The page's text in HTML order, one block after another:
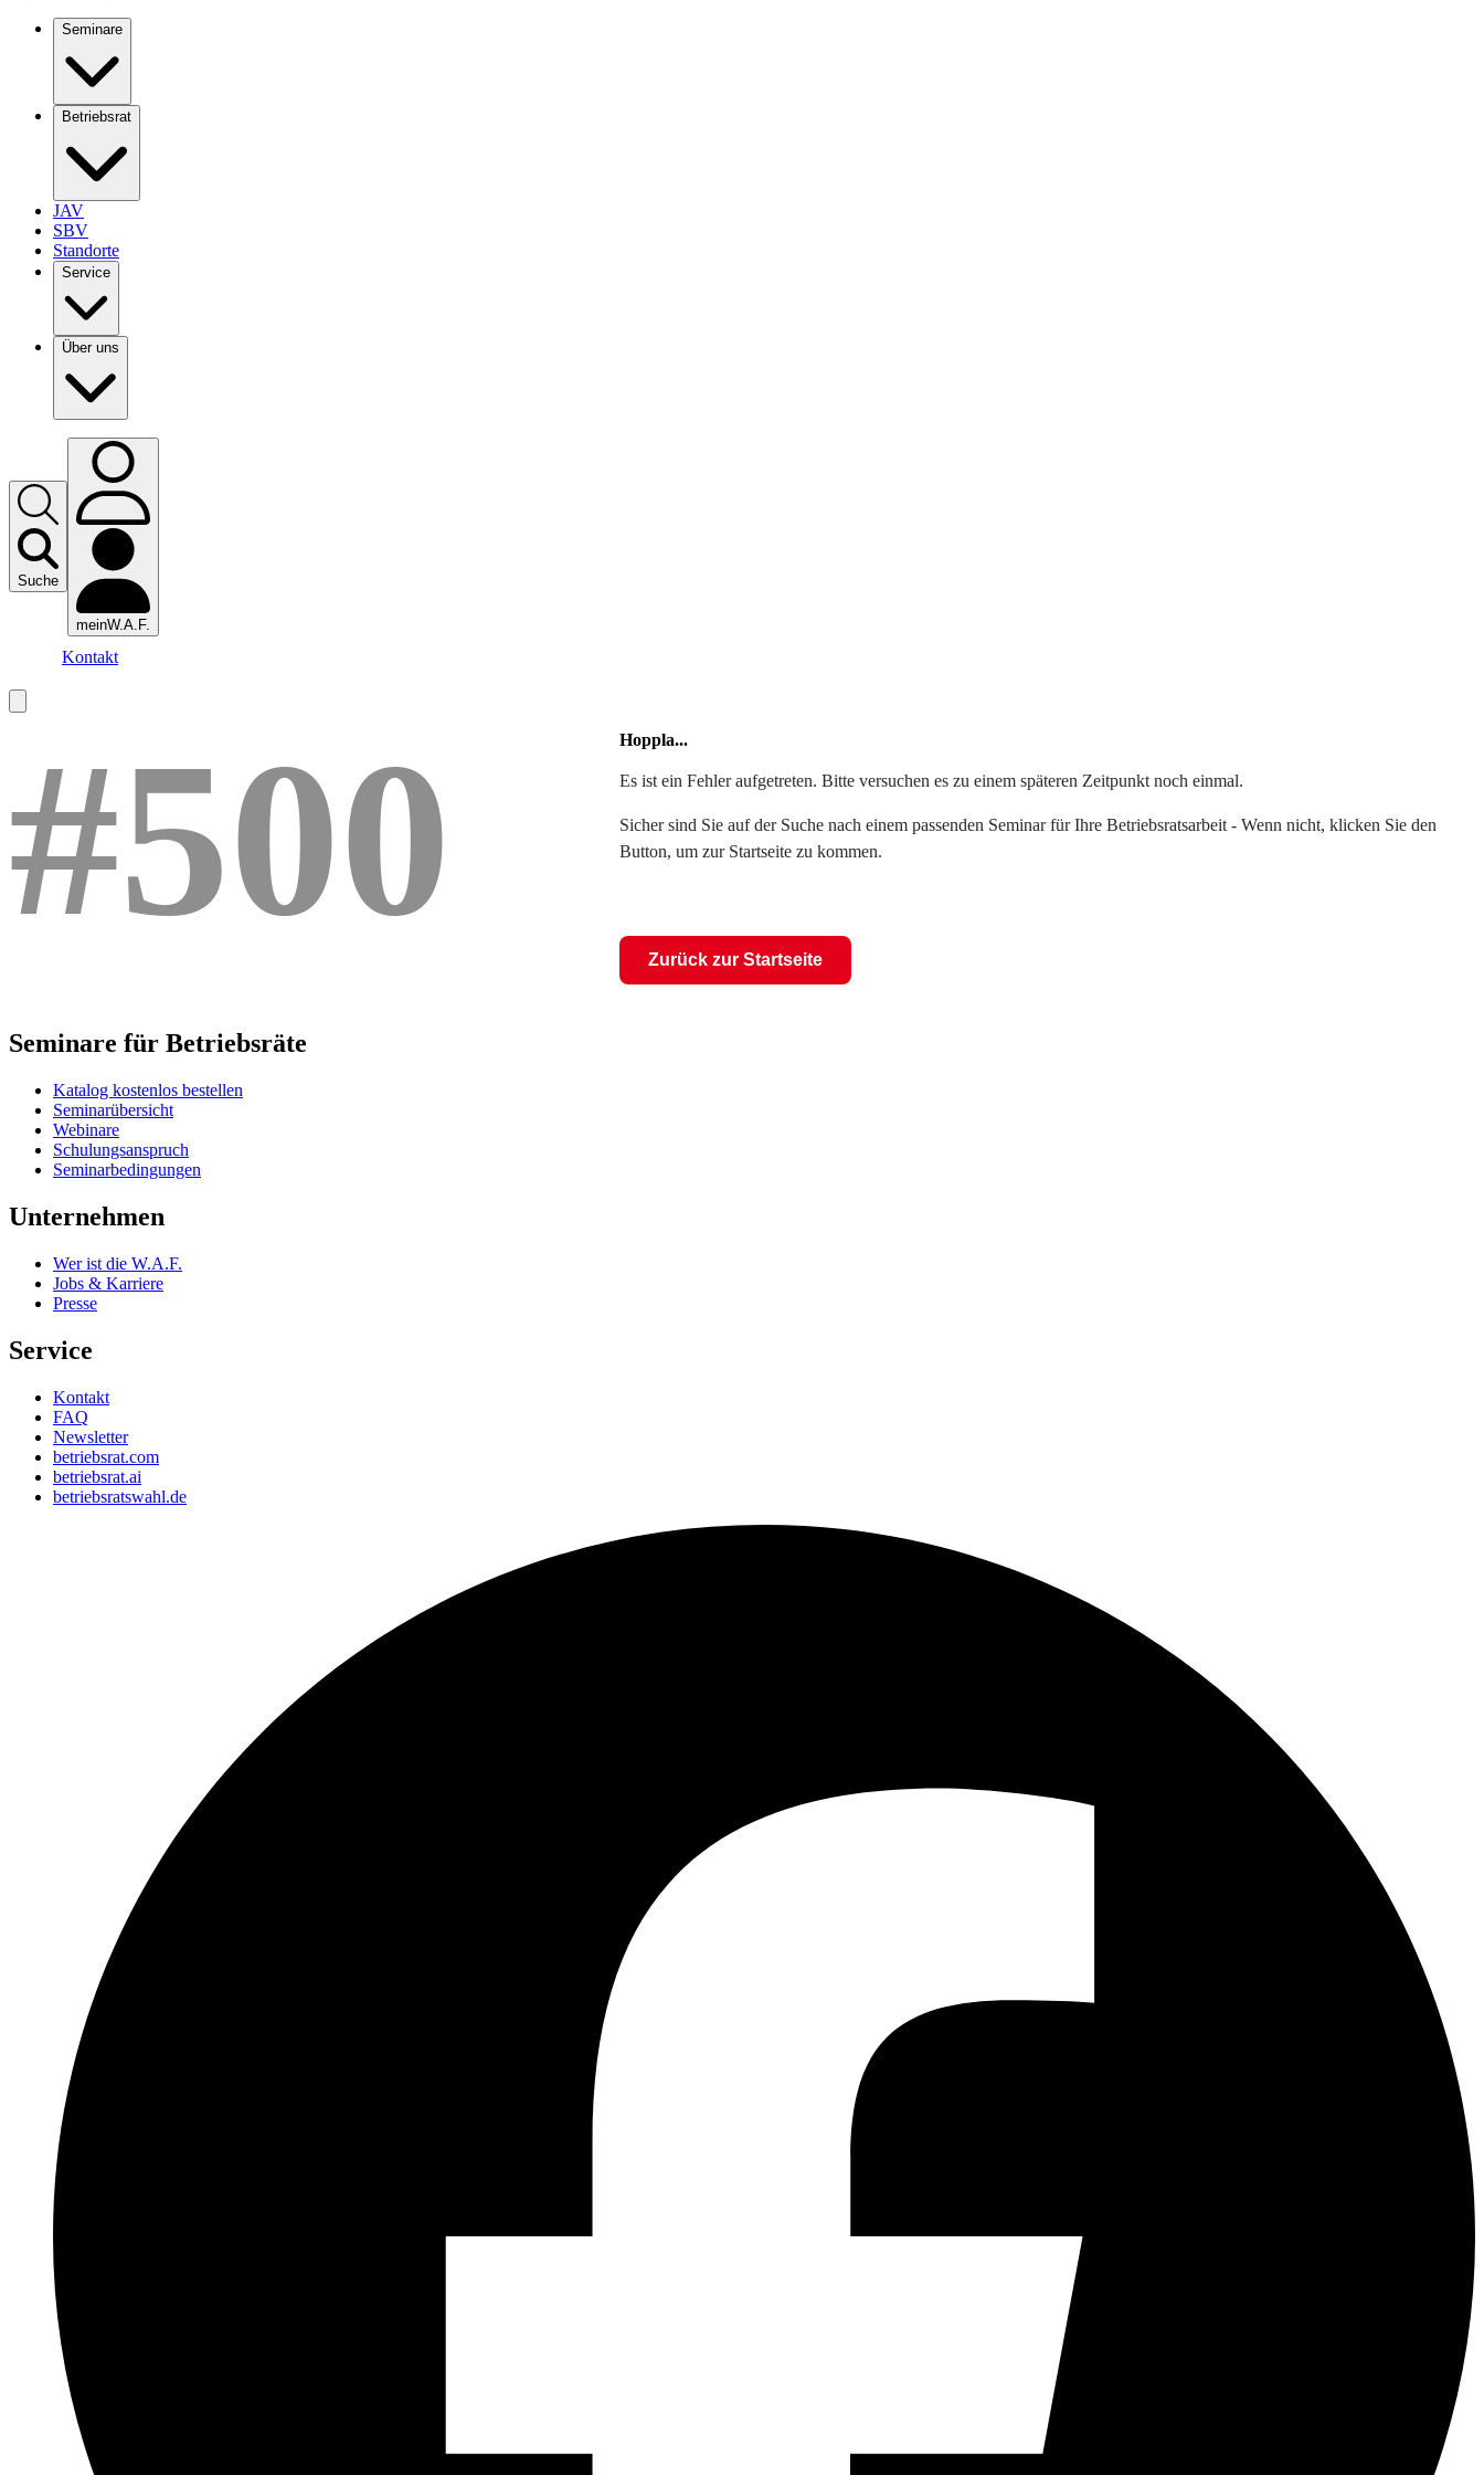
Seminare
Betriebsrat
JAV
SBV
Standorte
Service
Über uns
Suche
meinW.A.F.
Kontakt
#500 Hoppla...
Es ist ein Fehler aufgetreten. Bitte versuchen es zu einem späteren Zeitpunkt noch einmal.
Sicher sind Sie auf der Suche nach einem passenden Seminar für Ihre Betriebsratsarbeit - Wenn nicht, klicken Sie den
Button, um zur Startseite zu kommen.
Zurück zur Startseite
Seminare für Betriebsräte
Katalog kostenlos bestellen
Seminarübersicht
Webinare
Schulungsanspruch
Seminarbedingungen
Unternehmen
Wer ist die W.A.F.
Jobs & Karriere
Presse
Service
Kontakt
FAQ
Newsletter
betriebsrat.com
betriebsrat.ai
betriebsratswahl.de